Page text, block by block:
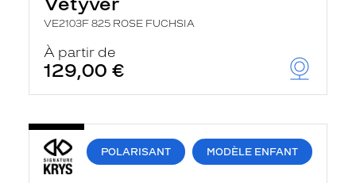
VE2103F 825 ROSE FUCHSIA
À partir de
129,00 €
POLARISANT MODÈLE ENFANT